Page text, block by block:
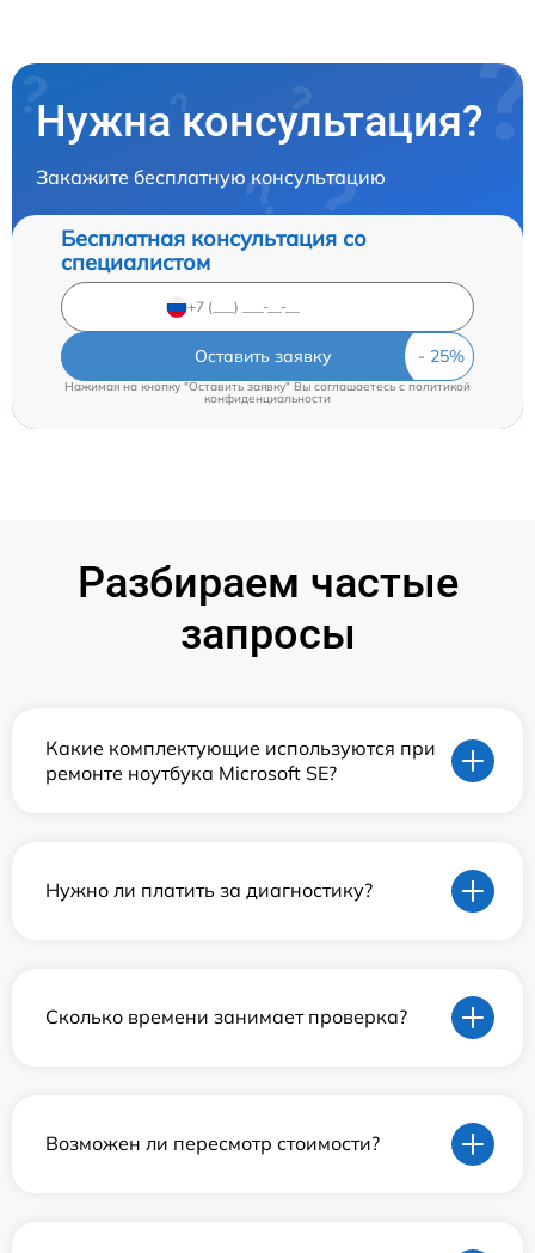
Нужна консультация?
Закажите бесплатную консультацию
Бесплатная консультация со
специалистом
Оставить заявку
Нажимая на кнопку "Оставить заявку" Вы соглашаетесь cполитикой
конфиденциальности
Разбираем частые
запросы
Какие комплектующие используются при
ремонте ноутбука Microsoft SE?
Нужно ли платить за диагностику?
Сколько времени занимает проверка?
Возможен ли пересмотр стоимости?